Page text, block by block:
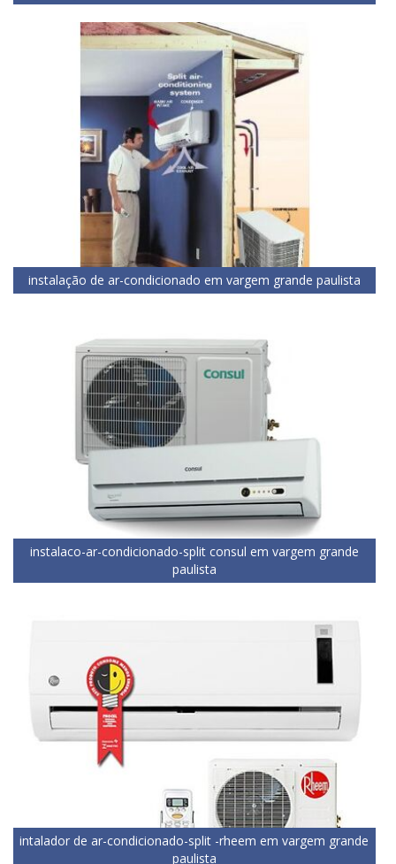
instalação de ar-condicionado em vargem grande paulista
instalaco-ar-condicionado-split consul em vargem grande
paulista
intalador de ar-condicionado-split -rheem em vargem grande
paulista